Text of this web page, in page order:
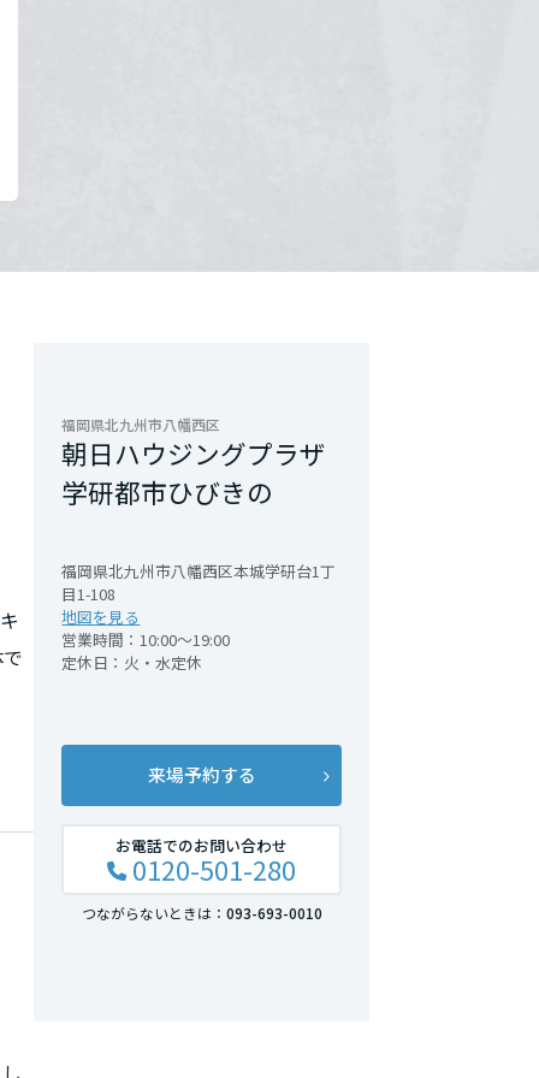
福岡県北九州市八幡西区
朝日ハウジングプラザ
学研都市ひびきの
福岡県北九州市八幡西区本城学研台1丁
目1-108
地図を見る
営業時間：10:00～19:00
定休日：火・水定休
来場予約する
お電話でのお問い合わせ
0120-501-280
つながらないときは： 093-693-0010